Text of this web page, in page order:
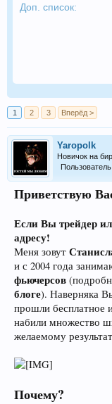
Доп. список:
1 2 3 Вперёд >
Yaropolk
Новичок на
Пользователь
Приветствую
Если Вы трейдер
адресу!
Меня зовут
и с 2004 года
фьючерсов
блоге). Наверняка
прошли бесплатное
набили множество
желаемому
Почему?